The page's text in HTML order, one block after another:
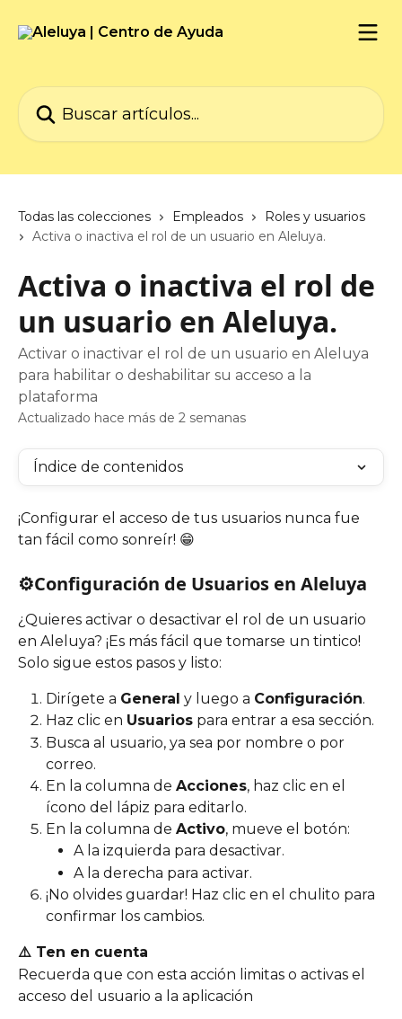
Buscar artículos...
Todas las colecciones Empleados
Roles y usuarios
Activa o inactiva el rol de un usuario en Aleluya.
Activa o inactiva el rol de
un usuario en Aleluya.
Activar o inactivar el rol de un usuario en Aleluya
para habilitar o deshabilitar su acceso a la
plataforma
Actualizado hace más de 2 semanas
Índice de contenidos
¡Configurar el acceso de tus usuarios nunca fue
tan fácil como sonreír! 😁
⚙️Configuración de Usuarios en Aleluya
¿Quieres activar o desactivar el rol de un usuario
en Aleluya? ¡Es más fácil que tomarse un tintico!
Solo sigue estos pasos y listo:
Dirígete a General y luego a Configuración.
Haz clic en Usuarios para entrar a esa sección.
Busca al usuario, ya sea por nombre o por
correo.
En la columna de Acciones, haz clic en el
ícono del lápiz para editarlo.
En la columna de Activo, mueve el botón:
A la izquierda para desactivar.
A la derecha para activar.
¡No olvides guardar! Haz clic en el chulito para
confirmar los cambios.
⚠️ Ten en cuenta
Recuerda que con esta acción limitas o activas el
acceso del usuario a la aplicación